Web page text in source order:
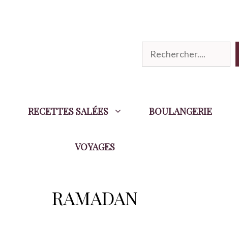
e
RECETTES SALÉES BOULANGERIE
VOYAGES
RAMADAN